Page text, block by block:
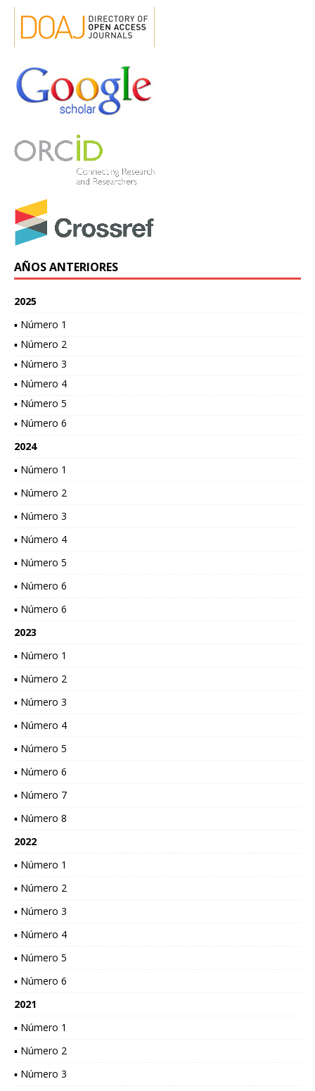
AÑOS ANTERIORES
2025
▪ Número 1
▪ Número 2
▪ Número 3
▪ Número 4
▪ Número 5
▪ Número 6
2024
▪ Número 1
▪ Número 2
▪ Número 3
▪ Número 4
▪ Número 5
▪ Número 6
▪ Número 6
2023
▪ Número 1
▪ Número 2
▪ Número 3
▪ Número 4
▪ Número 5
▪ Número 6
▪ Número 7
▪ Número 8
2022
▪ Número 1
▪ Número 2
▪ Número 3
▪ Número 4
▪ Número 5
▪ Número 6
2021
▪ Número 1
▪ Número 2
▪ Número 3